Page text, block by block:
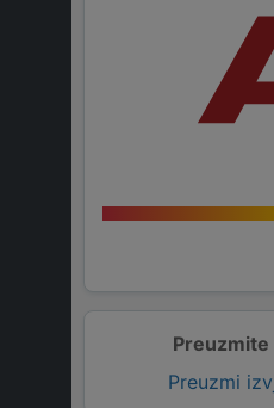
Preuzmi